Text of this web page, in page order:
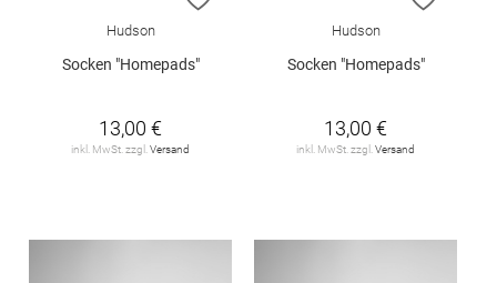
Hudson
Socken "Homepads"
13,00 €
inkl. MwSt. zzgl.Versand
Hudson
Socken "Homepads"
13,00 €
inkl. MwSt. zzgl.Versand